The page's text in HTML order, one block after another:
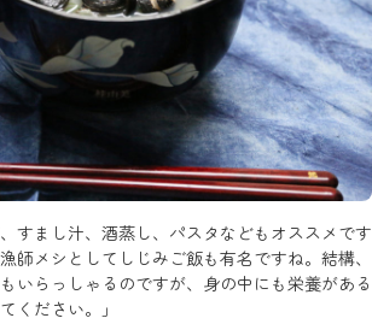
すまし汁、酒蒸し、パスタなどもオススメです
師メシとしてしじみご飯も有名ですね。結構、
いらっしゃるのですが、身の中にも栄養がある
ください。」